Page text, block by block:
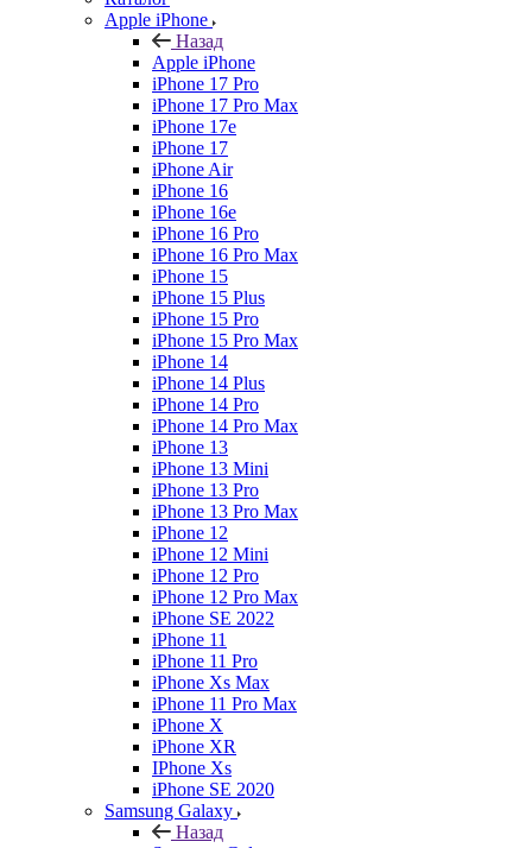
Apple iPhone
Назад
Apple iPhone
iPhone 17 Pro
iPhone 17 Pro Max
iPhone 17e
iPhone 17
iPhone Air
iPhone 16
iPhone 16e
iPhone 16 Pro
iPhone 16 Pro Max
iPhone 15
iPhone 15 Plus
iPhone 15 Pro
iPhone 15 Pro Max
iPhone 14
iPhone 14 Plus
iPhone 14 Pro
iPhone 14 Pro Max
iPhone 13
iPhone 13 Mini
iPhone 13 Pro
iPhone 13 Pro Max
iPhone 12
iPhone 12 Mini
iPhone 12 Pro
iPhone 12 Pro Max
iPhone SE 2022
iPhone 11
iPhone 11 Pro
iPhone Xs Max
iPhone 11 Pro Max
iPhone X
iPhone XR
IPhone Xs
iPhone SE 2020
Samsung Galaxy
Назад